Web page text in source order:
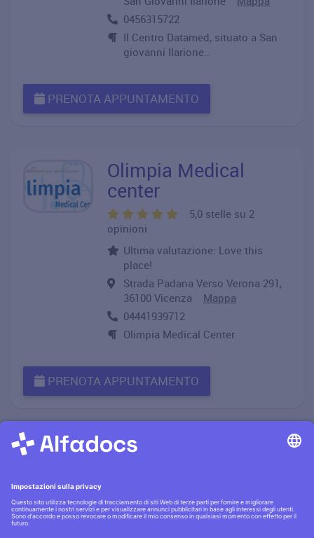
0456315722
Il Centro Datamed, situato a San
giovanni Ilarione..
PRENOTA APPUNTAMENTO
Olimpia Medical
center
5,0 stelle su 2
opinioni
Ultima valutazione: Love this
place!
Strada Padana Verso Verona 291,
36100 Vicenza Mappa
04441939712
Olimpia Medical Center
PRENOTA APPUNTAMENTO
Informativa privacy·|· Condizioni generali·|·